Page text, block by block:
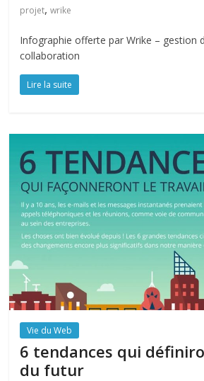
projet,wrike
Infographie offerte par Wrike – gestion
collaboration
Lire la suite
Vie du Web
6 tendances qui
du futur